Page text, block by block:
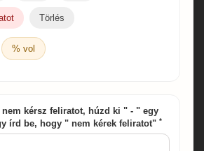
Törlés
% vol
nem kérsz feliratot, húzd ki " - " egy
írd be, hogy " nem kérek feliratot" *